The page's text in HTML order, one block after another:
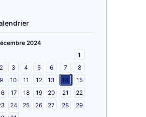
2024
1
3 4 5 6 7
8
10 11 12 13 14
15
17 18 19 20 21
22
24 25 26 27 28
29